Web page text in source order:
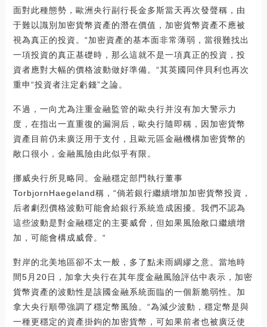
面對此種態勢，歐洲央行副行長金多斯當天再次發聲稱，由
于難以識別加密貨幣資產的潛在價值，加密貨幣資產不應被
視為真正的投資。“加密資產的基本面非常薄弱，當很難找出
一項投資的真正基礎時，那么這就不是一項真正的投資，投
資者應對大幅的價格波動做好準備。“其英國同伴貝利也再次
重申“投資者注定虧錢”之論。
不過，一向尤為注重金融監管的歐央行并沒有加大警示力
度，在指出一直重復的漏洞后，歐央行隨即稱，因加密貨幣
資產目前仍未廣泛用于支付，且歐元區金融機構加密貨幣的
敞口很小，金融風險由此似乎有限。
挪威央行所見略同。金融穩定部門執行董事
TorbjornHaegeland稱，“倘若銀行繼續增加加密貨幣投資，
后者劇烈價格波動可能會給銀行系統造成困擾。我們不認為
這些波動是對金融穩定的主要威脅，但如果風險敞口繼續增
加，可能會構成威脅。“
對岸的北美地區卻不太一般，多了點未雨綢繆之意。當地時
間5月20日，加拿大央行在其年度金融風險評估中表示，加密
貨幣資產的波動性是該國金融系統面臨的一個新脆弱性。加
拿大央行順帶強調了穩定幣風險。“為減少波動，穩定幣是與
一種更穩定的資產掛鉤的加密貨幣，可如果前者也被廣泛使